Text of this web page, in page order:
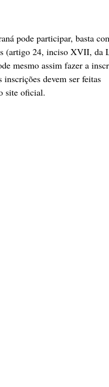
pode participar, basta
(artigo 24, inciso XVII, da
mesmo assim fazer a
devem ser feitas
site oficial.